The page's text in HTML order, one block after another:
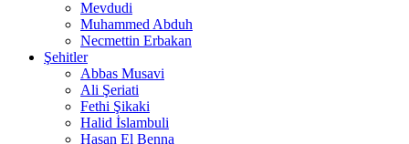
Mevdudi
Muhammed Abduh
Necmettin Erbakan
Şehitler
Abbas Musavi
Ali Şeriati
Fethi Şikaki
Halid İslambuli
Hasan El Benna